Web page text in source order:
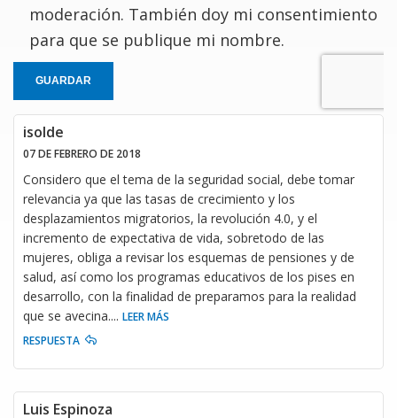
moderación. También doy mi consentimiento
para que se publique mi nombre.
GUARDAR
isolde
07 DE FEBRERO DE 2018
Considero que el tema de la seguridad social, debe tomar
relevancia ya que las tasas de crecimiento y los
desplazamientos migratorios, la revolución 4.0, y el
incremento de expectativa de vida, sobretodo de las
mujeres, obliga a revisar los esquemas de pensiones y de
salud, así como los programas educativos de los pises en
desarrollo, con la finalidad de preparamos para la realidad
que se avecina.... LEER MÁS
RESPUESTA
Luis Espinoza